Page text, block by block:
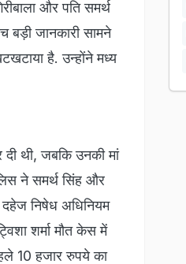
और पति समर्थ
बड़ी जानकारी सामने
है. उन्होंने मध्य
थी, जबकि उनकी मां
ने समर्थ सिंह और
निषेध अधिनियम
शर्मा मौत केस में
10 हजार रुपये का